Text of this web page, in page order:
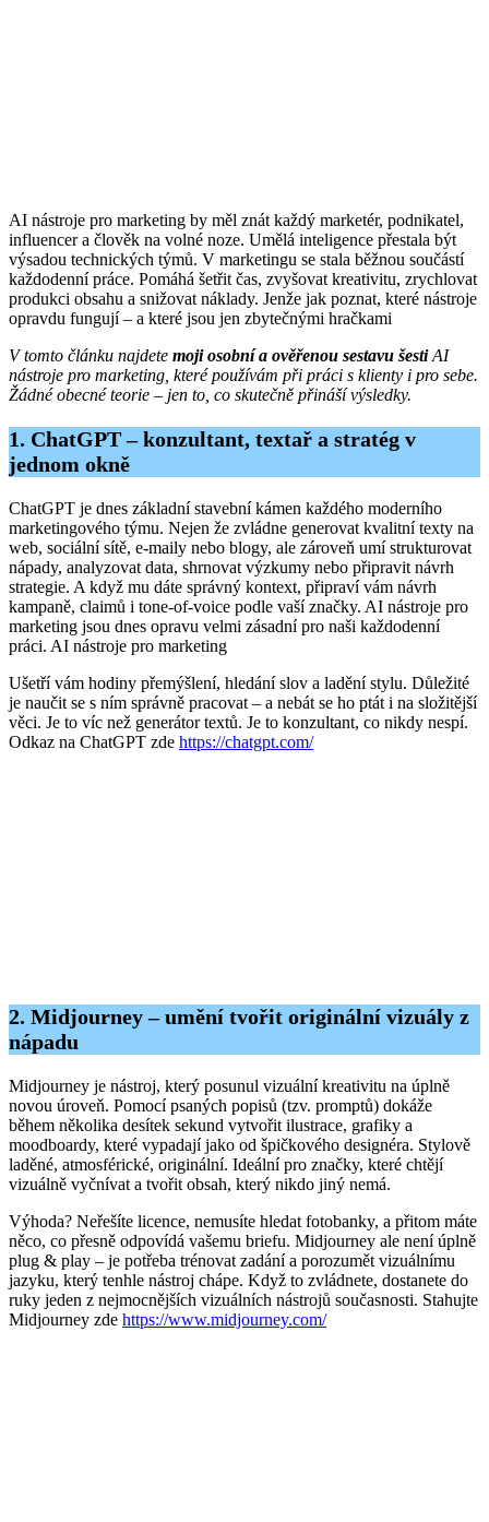
AI nástroje pro marketing by měl znát každý marketér, podnikatel,
influencer a člověk na volné noze. Umělá inteligence přestala být
výsadou technických týmů. V marketingu se stala běžnou součástí
každodenní práce. Pomáhá šetřit čas, zvyšovat kreativitu, zrychlovat
produkci obsahu a snižovat náklady. Jenže jak poznat, které nástroje
opravdu fungují – a které jsou jen zbytečnými hračkami
V tomto článku najdete moji osobní a ověřenou sestavu šestiAI
nástroje pro marketing, které používám při práci s klienty i pro sebe.
Žádné obecné teorie – jen to, co skutečně přináší výsledky.
1. ChatGPT – konzultant, textař a stratég v
jednom okně
ChatGPT je dnes základní stavební kámen každého moderního
marketingového týmu. Nejen že zvládne generovat kvalitní texty na
web, sociální sítě, e-maily nebo blogy, ale zároveň umí strukturovat
nápady, analyzovat data, shrnovat výzkumy nebo připravit návrh
strategie. A když mu dáte správný kontext, připraví vám návrh
kampaně, claimů i tone-of-voice podle vaší značky. AI nástroje pro
marketing jsou dnes opravu velmi zásadní pro naši každodenní
práci. AI nástroje pro marketing
Ušetří vám hodiny přemýšlení, hledání slov a ladění stylu. Důležité
je naučit se s ním správně pracovat – a nebát se ho ptát i na složitější
věci. Je to víc než generátor textů. Je to konzultant, co nikdy nespí.
Odkaz na ChatGPT zde https://chatgpt.com/
2. Midjourney – umění tvořit originální vizuály z
nápadu
Midjourney je nástroj, který posunul vizuální kreativitu na úplně
novou úroveň. Pomocí psaných popisů (tzv. promptů) dokáže
během několika desítek sekund vytvořit ilustrace, grafiky a
moodboardy, které vypadají jako od špičkového designéra. Stylově
laděné, atmosférické, originální. Ideální pro značky, které chtějí
vizuálně vyčnívat a tvořit obsah, který nikdo jiný nemá.
Výhoda? Neřešíte licence, nemusíte hledat fotobanky, a přitom máte
něco, co přesně odpovídá vašemu briefu. Midjourney ale není úplně
plug & play – je potřeba trénovat zadání a porozumět vizuálnímu
jazyku, který tenhle nástroj chápe. Když to zvládnete, dostanete do
ruky jeden z nejmocnějších vizuálních nástrojů současnosti. Stahujte
Midjourney zde https://www.midjourney.com/